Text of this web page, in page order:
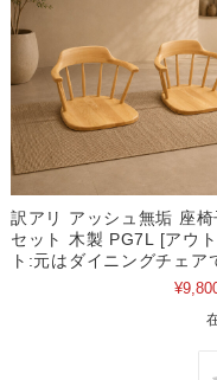
訳アリ アッシュ無垢 座椅
セット 木製 PG7L [アウ
ト:元はダイニングチェア